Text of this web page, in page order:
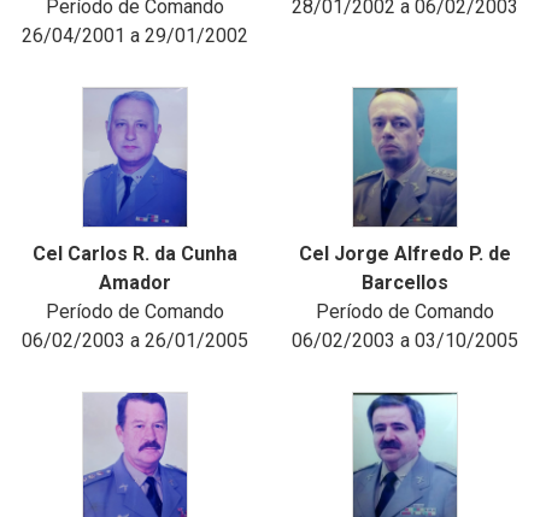
Período de Comando
26/04/2001 a 29/01/2002
28/01/2002 a 06/02/2003
Cel Carlos R. da Cunha
Amador
Período de Comando
06/02/2003 a 26/01/2005
Cel Jorge Alfredo P. de
Barcellos
Período de Comando
06/02/2003 a 03/10/2005